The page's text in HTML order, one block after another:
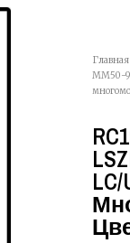
Главная
MM50-
LC/